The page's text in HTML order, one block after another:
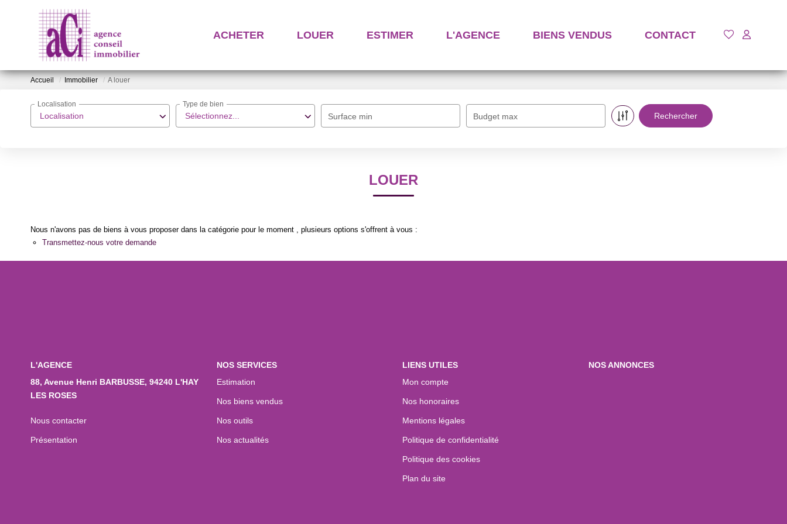
ACHETER LOUER ESTIMER L'AGENCE BIENS VENDUS CONTACT
Accueil Immobilier A louer
Localisation
Localisation
Sélectionnez...
Type de bien
Surface min Budget max
LOUER
Nous n'avons pas de biens à vous proposer dans la catégorie pour le moment , plusieurs options s'offrent à vous :
Transmettez-nous votre demande
L'AGENCE
88, Avenue Henri BARBUSSE, 94240 L'HAY
LES ROSES
Nous contacter
Présentation
NOS SERVICES
Estimation
Nos biens vendus
Nos outils
Nos actualités
LIENS UTILES
Mon compte
Nos honoraires
Mentions légales
Politique de confidentialité
Politique des cookies
Plan du site
NOS ANNONCES